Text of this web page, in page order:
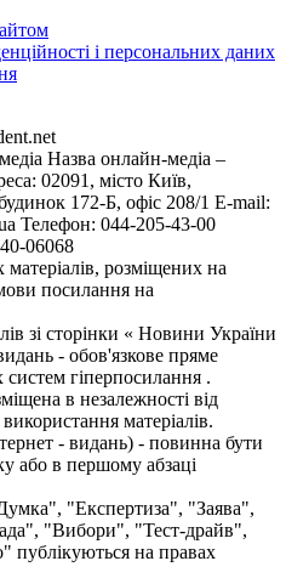
і персональних даних
Назва онлайн-медіа –
02091, місто Київ,
172-Б, офіс 208/1 E-mail:
Телефон: 044-205-43-00
06068
розміщених на
посилання на
зі сторінки « Новини України
- обов'язкове пряме
гіперпосилання .
в незалежності від
матеріалів.
- видань) - повинна бути
або в першому абзаці
"Експертиза", "Заява",
"Вибори", "Тест-драйв",
на правах